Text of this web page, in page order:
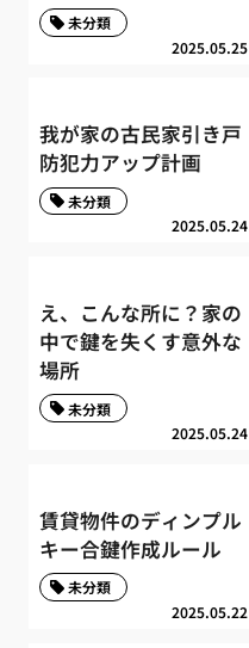
2025.05.25
未分類
我が家の古民家引き戸
防犯力アップ計画
2025.05.24
未分類
え、こんな所に？家の
中で鍵を失くす意外な
場所
2025.05.24
未分類
賃貸物件のディンプル
キー合鍵作成ルール
2025.05.22
未分類